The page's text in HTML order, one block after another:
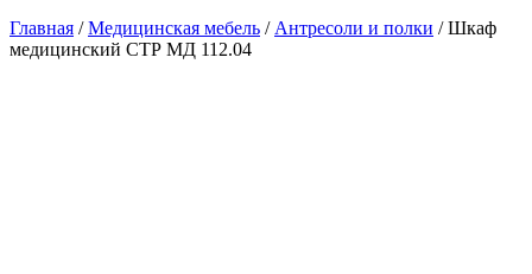
Главная /Медицинская мебель / Антресоли и полки / Шкаф
медицинский СТР МД 112.04